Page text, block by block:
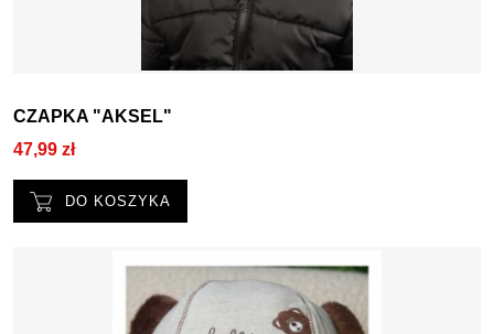
CZAPKA "AKSEL"
47,99 zł
DO KOSZYKA